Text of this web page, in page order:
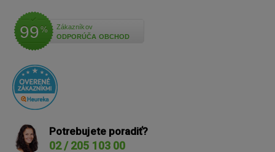
99 %
Zákazníkov
ODPORÚČA OBCHOD
Potrebujete poradiť?
02 / 205 103 00